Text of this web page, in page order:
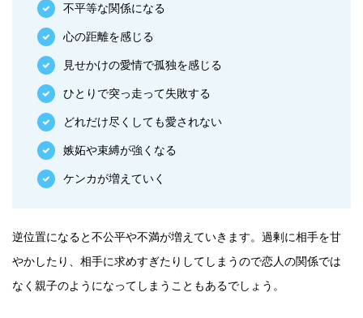
不平等な関係になる
心の距離を感じる
見せかけの愛情で孤独を感じる
ひとりで突っ走って失敗する
どれだけ尽くしても愛されない
嫉妬や束縛が強くなる
ケンカが増えていく
逆位置になると不公平や不満が増えていきます。過剰に相手を甘
やかしたり、相手に求めすぎたりしてしまうので恋人の関係では
なく親子のようになってしまうこともあるでしょう。